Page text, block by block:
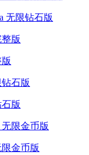
无限钻石版
版
金币版